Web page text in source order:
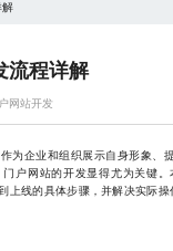
解
流程详解
网站开发
为企业和组织展示自身形象、
户网站的开发显得尤为关键
上线的具体步骤，并解决实际